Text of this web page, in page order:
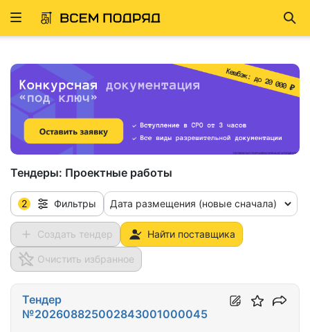
Развернуть
Тендеры: Проектные работы
2 Фильтры Дата размещения (новые сначала)
Создать тендер Найти поставщика
Очистить избранное
Тендер
№202608825002843001000045